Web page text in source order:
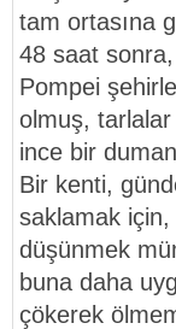
tam ortasına
48 saat
Pompei
olmuş,
ince bir
Bir kenti,
saklamak
düşünmek
buna daha
çökerek